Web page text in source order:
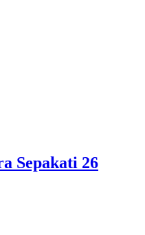
Sepakati 26